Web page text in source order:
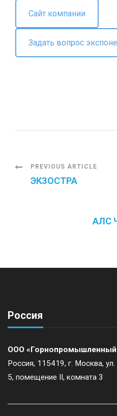
Сайт компании
Задать вопрос
P
N
v
i
g
a
PREVIOUS ARTICLE
ЭКЗОСТРА
АЛС
Россия
ООО
Россия, 115419, г. Москва,
5, помещение II, комната 3